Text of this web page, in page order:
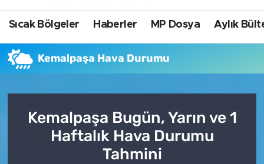
Sıcak Bölgeler Haberler MP Dosya Aylık
Kemalpaşa Hava Durumu
Kemalpaşa Bugün, Yarın ve 1
Haftalık Hava Durumu
Tahmini
MP Dosya
Aylık Bülten